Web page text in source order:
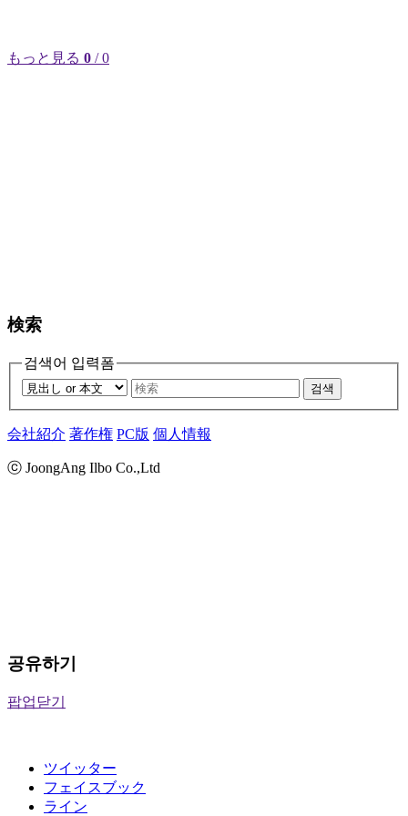
もっと見る 0 / 0
検索
검색어 입력폼
검색
会社紹介 著作権 PC版 個人情報
ⓒ JoongAng Ilbo Co.,Ltd
공유하기
팝업닫기
ツイッター
フェイスブック
ライン